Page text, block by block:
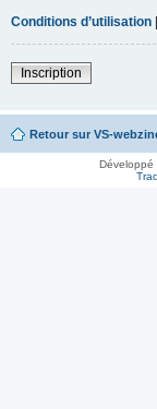
Conditions d’utilisation |
Inscription
Retour sur VS-
Développé